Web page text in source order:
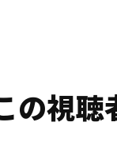
の視聴